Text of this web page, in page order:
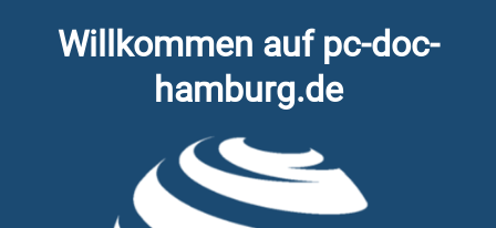
Willkommen auf pc-doc-
hamburg.de